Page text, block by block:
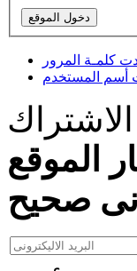
كلمـة المرور
أسم المستخدم
الموقع